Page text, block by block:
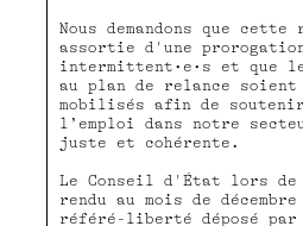
Nous demandons que
assortie d'une
intermittent•e•s et que
au plan de relance soient
mobilisés afin de
l’emploi dans notre
juste et cohérente.
Le Conseil d'État lors de
rendu au mois de
référé-liberté déposé